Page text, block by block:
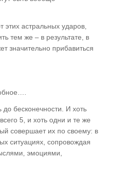
астральных ударов,
тем же – в результате, в
значительно прибавиться
бесконечности. И хоть
5, и хоть одни и те же
совершает их по своему: в
ситуациях, сопровождая
эмоциями,